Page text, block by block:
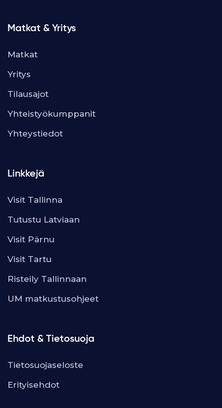
Matkat & Yritys
Matkat
Yritys
Tilausajot
Yhteistyökumppanit
Yhteystiedot
Linkkejä
Visit Tallinna
Tutustu Latviaan
Visit Pärnu
Visit Tartu
Risteily Tallinnaan
UM matkustusohjeet
Ehdot & Tietosuoja
Tietosuojaseloste
Erityisehdot